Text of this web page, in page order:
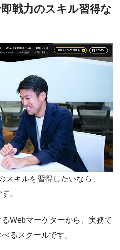
戦力のスキル習得な
スキルを習得したいなら、
。
Webマーケターから、実務で
るスクールです。